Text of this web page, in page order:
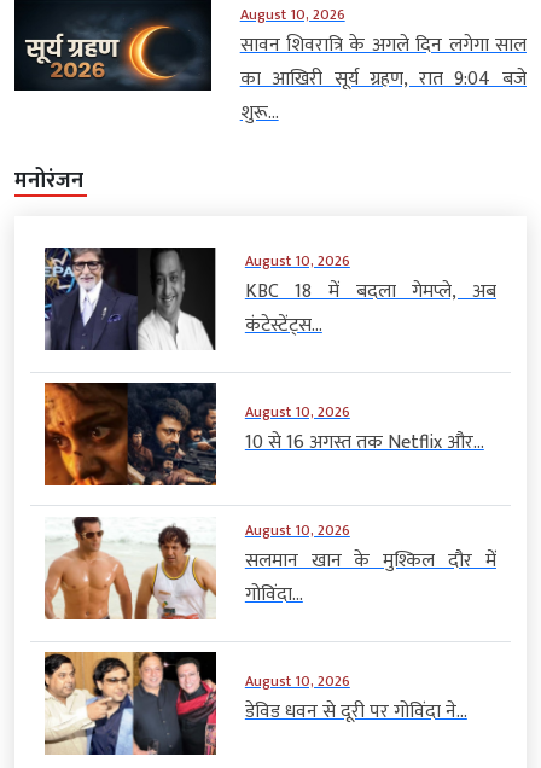
August 10, 2026
सावन शिवरात्रि के अगले दिन लगेगा साल
का आखिरी सूर्य ग्रहण, रात 9:04 बजे
शुरू...
मनोरंजन
August 10, 2026
KBC 18 में बदला गेमप्ले, अब
कंटेस्टेंट्स...
August 10, 2026
10 से 16 अगस्त तक Netflix और...
August 10, 2026
सलमान खान के मुश्किल दौर में
गोविंदा...
August 10, 2026
डेविड धवन से दूरी पर गोविंदा ने...